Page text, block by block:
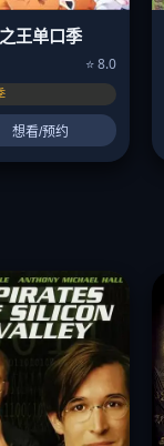
王单口季
⭐ 8.0
想看/预约